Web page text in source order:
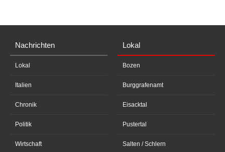
Nachrichten
Lokal
Italien
Chronik
Politik
Wirtschaft
Lokal
Bozen
Burggrafenamt
Eisacktal
Pustertal
Salten / Schlern